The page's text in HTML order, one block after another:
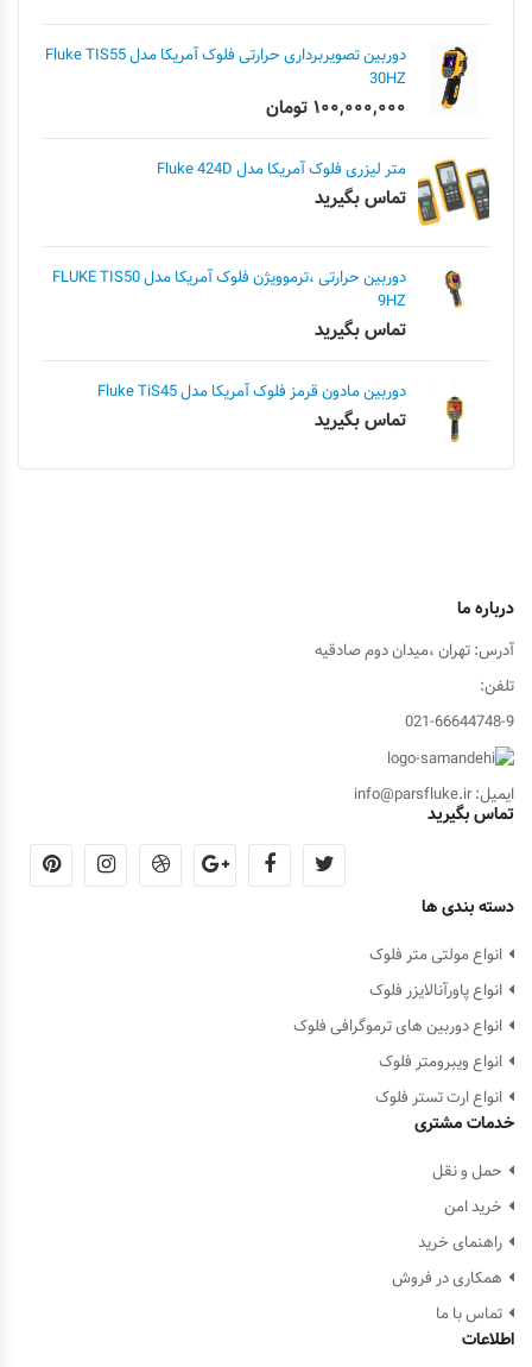
دوربین تصویربرداری حرارتی فلوک آمریکا مدل Fluke TIS55
30HZ
۱۰۰,۰۰۰,۰۰۰ تومان
متر لیزری فلوک آمریکا مدل Fluke 424D
تماس بگیرید
دوربین حرارتی ،ترموویژن فلوک آمریکا مدل FLUKE TIS50
9HZ
تماس بگیرید
دوربین مادون قرمز فلوک آمریکا مدل Fluke TiS45
تماس بگیرید
درباره ما
آدرس: تهران ،میدان دوم صادقیه
تلفن:
021-66644748-9
ایمیل: info@parsfluke.ir
تماس بگیرید
دسته بندی ها
انواع مولتی متر فلوک
انواع پاورآنالایزر فلوک
انواع دوربین های ترموگرافی فلوک
انواع ویبرومتر فلوک
انواع ارت تستر فلوک
خدمات مشتری
حمل و نقل
خرید امن
راهنمای خرید
همکاری در فروش
تماس با ما
اطلاعات